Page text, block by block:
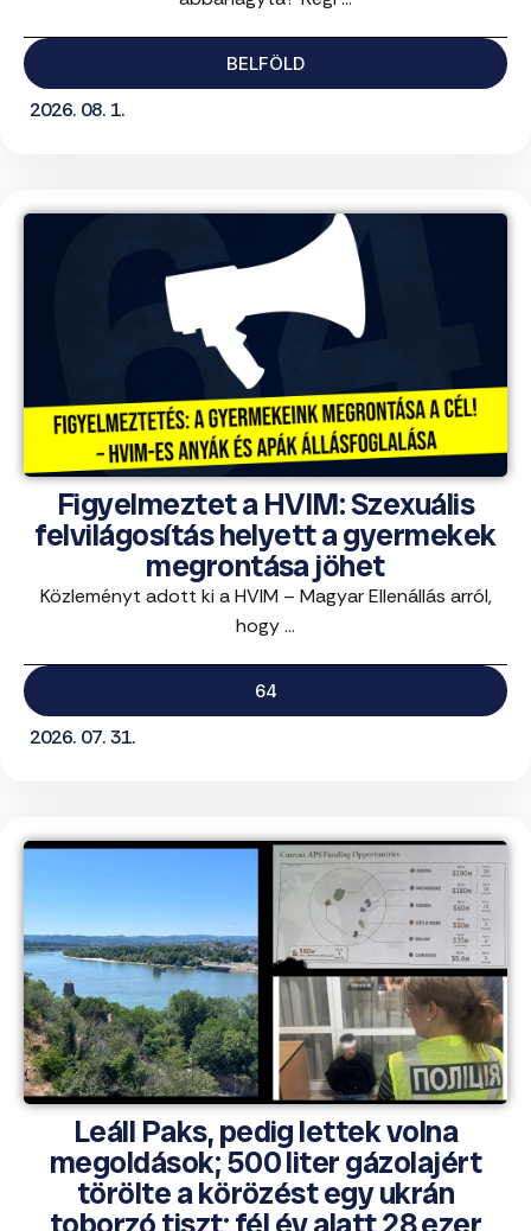
BELFÖLD
2026. 08. 1.
Figyelmeztet a HVIM: Szexuális
felvilágosítás helyett a gyermekek
megrontása jöhet
Közleményt adott ki a HVIM – Magyar Ellenállás arról,
hogy ...
64
2026. 07. 31.
Leáll Paks, pedig lettek volna
megoldások; 500 liter gázolajért
törölte a körözést egy ukrán